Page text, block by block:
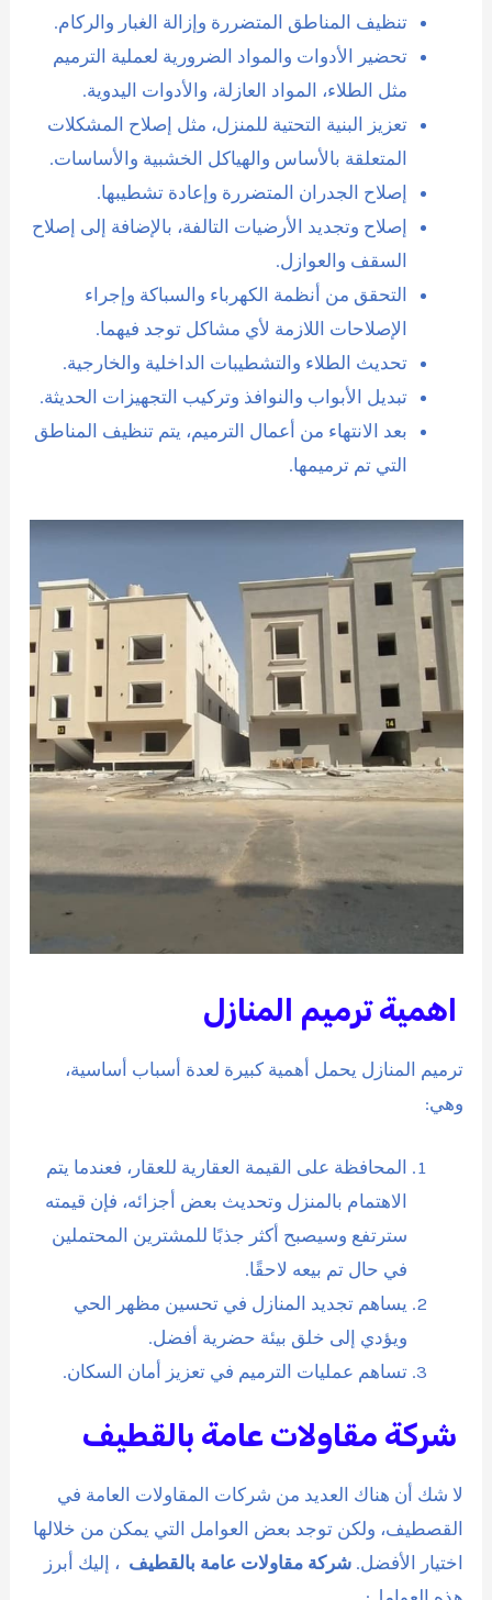
تنظيف المناطق المتضررة وإزالة الغبار والركام.
تحضير الأدوات والمواد الضرورية لعملية الترميم
مثل الطلاء، المواد العازلة، والأدوات اليدوية.
تعزيز البنية التحتية للمنزل، مثل إصلاح المشكلات
المتعلقة بالأساس والهياكل الخشبية والأساسات.
إصلاح الجدران المتضررة وإعادة تشطيبها.
إصلاح وتجديد الأرضيات التالفة، بالإضافة إلى إصلاح
السقف والعوازل.
التحقق من أنظمة الكهرباء والسباكة وإجراء
الإصلاحات اللازمة لأي مشاكل توجد فيهما.
تحديث الطلاء والتشطيبات الداخلية والخارجية.
تبديل الأبواب والنوافذ وتركيب التجهيزات الحديثة.
بعد الانتهاء من أعمال الترميم، يتم تنظيف المناطق
التي تم ترميمها.
اهمية ترميم المنازل
ترميم المنازل يحمل أهمية كبيرة لعدة أسباب أساسية،
وهي:
المحافظة على القيمة العقارية للعقار، فعندما يتم
الاهتمام بالمنزل وتحديث بعض أجزائه، فإن قيمته
سترتفع وسيصبح أكثر جذبًا للمشترين المحتملين
في حال تم بيعه لاحقًا.
يساهم تجديد المنازل في تحسين مظهر الحي
ويؤدي إلى خلق بيئة حضرية أفضل.
تساهم عمليات الترميم في تعزيز أمان السكان.
شركة مقاولات عامة بالقطيف
لا شك أن هناك العديد من شركات المقاولات العامة في
القصطيف، ولكن توجد بعض العوامل التي يمكن من خلالها
اختيار الأفضل. شركة مقاولات عامة بالقطيف ، إليك أبرز